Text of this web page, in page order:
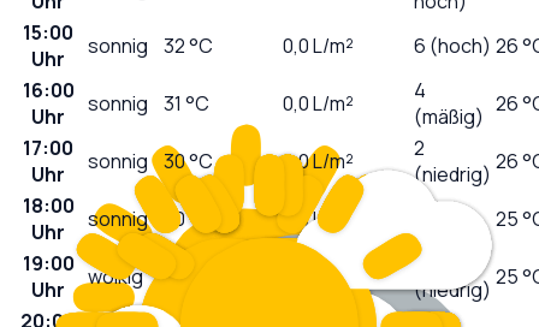
15:00
Uhr
sonnig 32°C 0,0L/m² 6 (hoch) 26
16:00
Uhr
sonnig 31 °C 0,0L/m²
4
(mäßig) 26
17:00
Uhr
sonnig 30°C 0,0L/m²
2
(niedrig) 26
18:00
Uhr
sonnig 30°C 0,0L/m²
(niedrig)25
19:00
Uhr
wolkig 29 L/m²
0
(niedrig) 25
20:00